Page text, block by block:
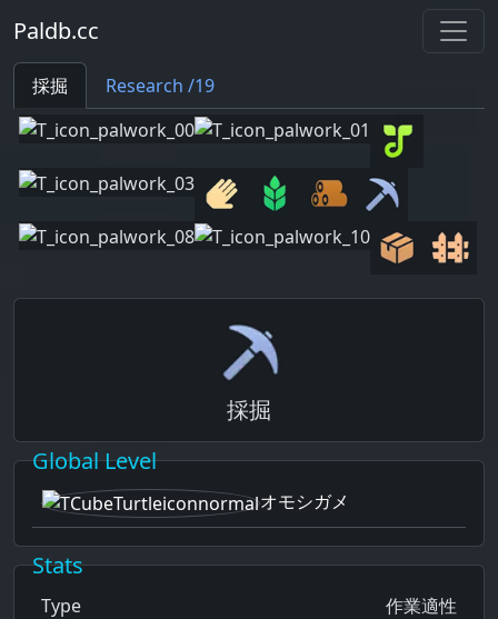
Paldb.cc
採掘 Research /19
採掘
Global Level
オモシガメ
Stats
Type
作業適性